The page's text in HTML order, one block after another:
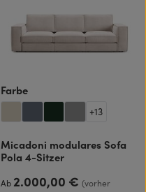
Farbeauswählen
+13
Micadoni modulares Sofa
Pola 4-Sitzer
Regulärer Preis:
Ab 2.000,00 €(vorher